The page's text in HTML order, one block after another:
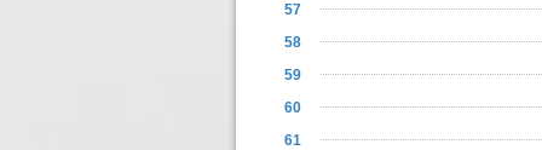
57
58
59
60
61